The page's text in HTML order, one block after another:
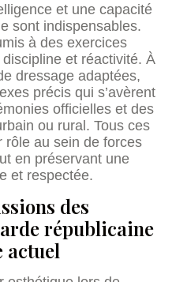
et une capacité
sont indispensables.
à des exercices
et réactivité. À
dressage adaptées,
précis qui s’avèrent
officielles et des
ou rural. Tous ces
rôle au sein de forces
en préservant une
et respectée.
des
républicaine
actuel